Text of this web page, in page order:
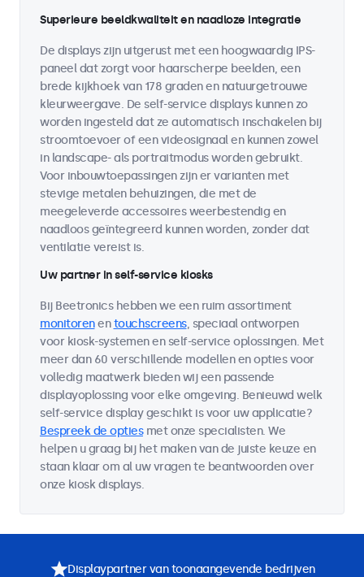
Superieure beeldkwaliteit en naadloze integratie
De displays zijn uitgerust met een hoogwaardig IPS-
paneel dat zorgt voor haarscherpe beelden, een
brede kijkhoek van 178 graden en natuurgetrouwe
kleurweergave. De self-service displays kunnen zo
worden ingesteld dat ze automatisch inschakelen bij
stroomtoevoer of een videosignaal en kunnen zowel
in landscape- als portraitmodus worden gebruikt.
Voor inbouwtoepassingen zijn er varianten met
stevige metalen behuizingen, die met de
meegeleverde accessoires weerbestendig en
naadloos geïntegreerd kunnen worden, zonder dat
ventilatie vereist is.
Uw partner in self-service kiosks
Bij Beetronics hebben we een ruim assortiment
monitorenentouchscreens, speciaal ontworpen
voor kiosk-systemen en self-service oplossingen. Met
meer dan 60 verschillende modellen en opties voor
volledig maatwerk bieden wij een passende
displayoplossing voor elke omgeving. Benieuwd welk
self-service display geschikt is voor uw applicatie?
Bespreek de optiesmet onze specialisten. We
helpen u graag bij het maken van de juiste keuze en
staan klaar om al uw vragen te beantwoorden over
onze kiosk displays.
Displaypartner van toonaangevende bedrijven